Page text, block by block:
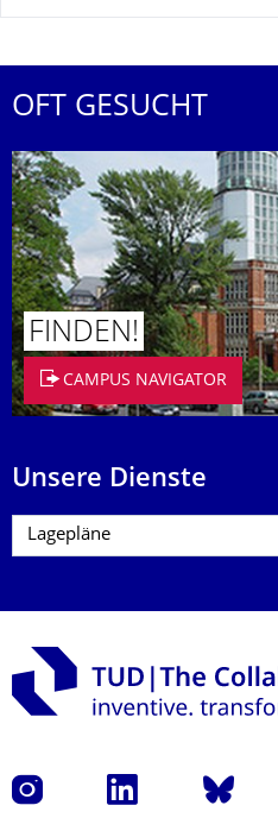
OFT GESUCHT
FINDEN!
CAMPUS NAVIGATOR
Unsere Dienste
Instagram LinkedIn Bluesky